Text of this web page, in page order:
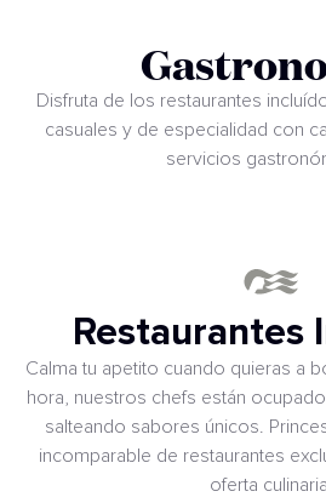
Disfruta de los restaurantes
casuales y de especialidad con
servicios
Restaurantes
Calma tu apetito cuando quieras a
hora, nuestros chefs están
salteando sabores únicos.
incomparable de restaurantes
oferta culinaria.